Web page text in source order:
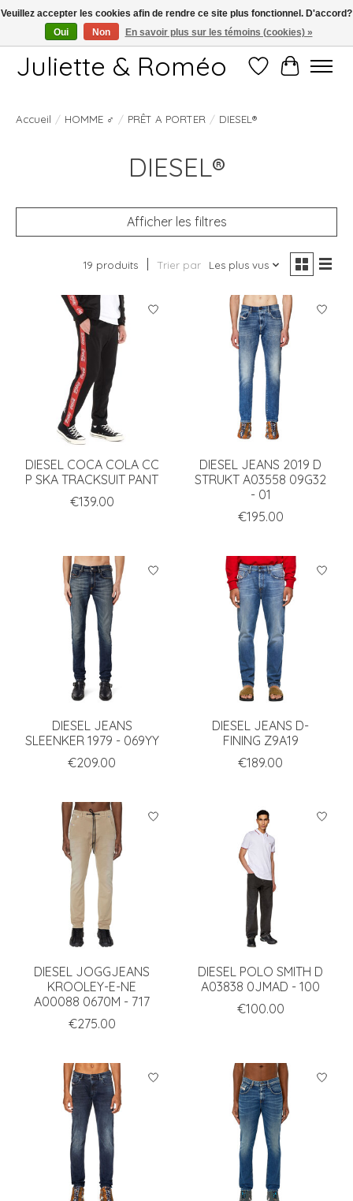
Free shipping starting at 249€
Juliette & Roméo Liste dePanier
Accueil / HOMME ♂ / PRÊT A PORTER / DIESEL®
DIESEL®
Afficher les filtres
19 produits Trier par Les plus vus
DIESEL COCA COLA CC
P SKA TRACKSUIT PANT
€139.00
DIESEL JEANS 2019 D
STRUKT A03558 09G32
- 01
€195.00
DIESEL JEANS
SLEENKER 1979 - 069YY
€209.00
DIESEL JEANS D-
FINING Z9A19
€189.00
DIESEL JOGGJEANS
KROOLEY-E-NE
A00088 0670M - 717
€275.00
DIESEL POLO SMITH D
A03838 0JMAD - 100
€100.00
Veuillez accepter les cookies afin de rendre ce site plus fonctionnel. D'accord?
Oui
Non En savoir plus sur les témoins (cookies) »